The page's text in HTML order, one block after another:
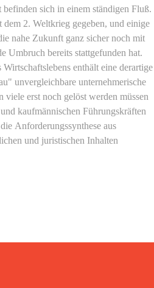
sich in einem ständigen Fluß.
dem 2. Weltkrieg gegeben, und einige
nahe Zukunft ganz sicher noch mit
Umbruch bereits stattgefunden hat.
enthält eine derartige
unvergleichbare unternehmerische
viele erst noch gelöst werden müssen
kaufmännischen Führungskräften
Anforderungssynthese aus
und juristischen Inhalten
Gebote der Bauwirtschaft